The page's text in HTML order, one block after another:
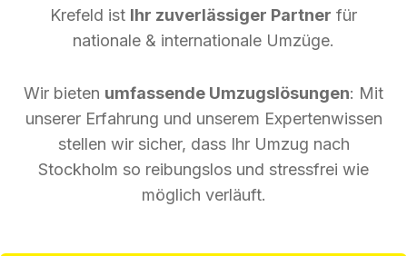
Krefeld ist Ihr zuverlässiger Partner für
nationale & internationale Umzüge.
Wir bieten umfassende Umzugslösungen: Mit
unserer Erfahrung und unserem Expertenwissen
stellen wir sicher, dass Ihr Umzug nach
Stockholm so reibungslos und stressfrei wie
möglich verläuft.